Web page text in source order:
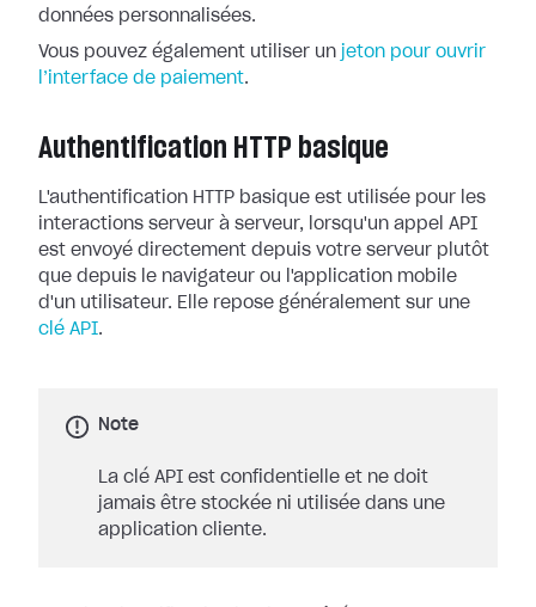
données personnalisées.
Vous pouvez également utiliser un jeton pour ouvrir
l’interface de paiement.
Authentification HTTP basique
L'authentification HTTP basique est utilisée pour les
interactions serveur à serveur, lorsqu'un appel API
est envoyé directement depuis votre serveur plutôt
que depuis le navigateur ou l'application mobile
d'un utilisateur. Elle repose généralement sur une
clé API.
Note
La clé API est confidentielle et ne doit
jamais être stockée ni utilisée dans une
application cliente.